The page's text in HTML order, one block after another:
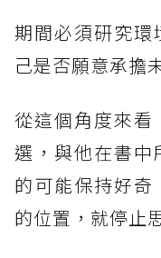
期間必須研究環
己是否願意承擔
從這個角度來看
選，與他在書
的可能保持好奇
的位置，就停止